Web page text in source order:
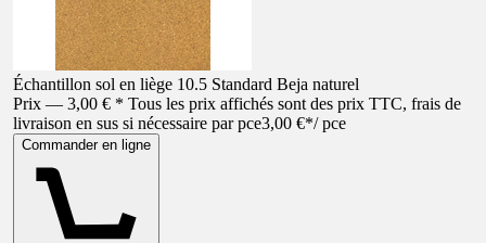
Échantillon sol en liège 10.5 Standard Beja naturel
Prix — 3,00 € * Tous les prix affichés sont des prix TTC, frais de
livraison en sus si nécessaire par pce3,00 €*/ pce
Commander en ligne